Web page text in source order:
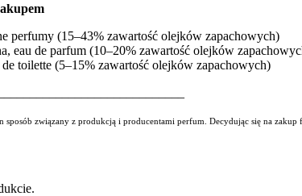
perfumy (15–43% zawartość olejków zapachowych)
eau de parfum (10–20% zawartość olejków
toilette (5–15% zawartość olejków zapachowych)
sposób związany z produkcją i producentami perfum. Decydując się na